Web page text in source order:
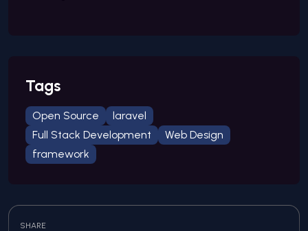
Tags
Open Source
laravel
Full Stack Development
Web Design
framework
SHARE